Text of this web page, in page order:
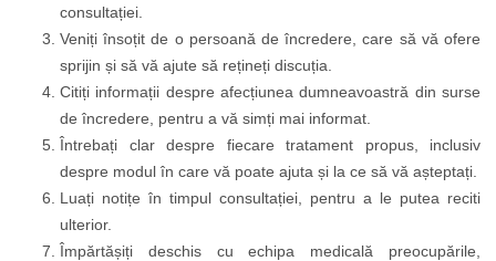
consultației.
Veniți însoțit de o persoană de încredere, care să vă ofere
sprijin și să vă ajute să rețineți discuția.
Citiți informații despre afecțiunea dumneavoastră din surse
de încredere, pentru a vă simți mai informat.
Întrebați clar despre fiecare tratament propus, inclusiv
despre modul în care vă poate ajuta și la ce să vă așteptați.
Luați notițe în timpul consultației, pentru a le putea reciti
ulterior.
Împărtășiți deschis cu echipa medicală preocupările,